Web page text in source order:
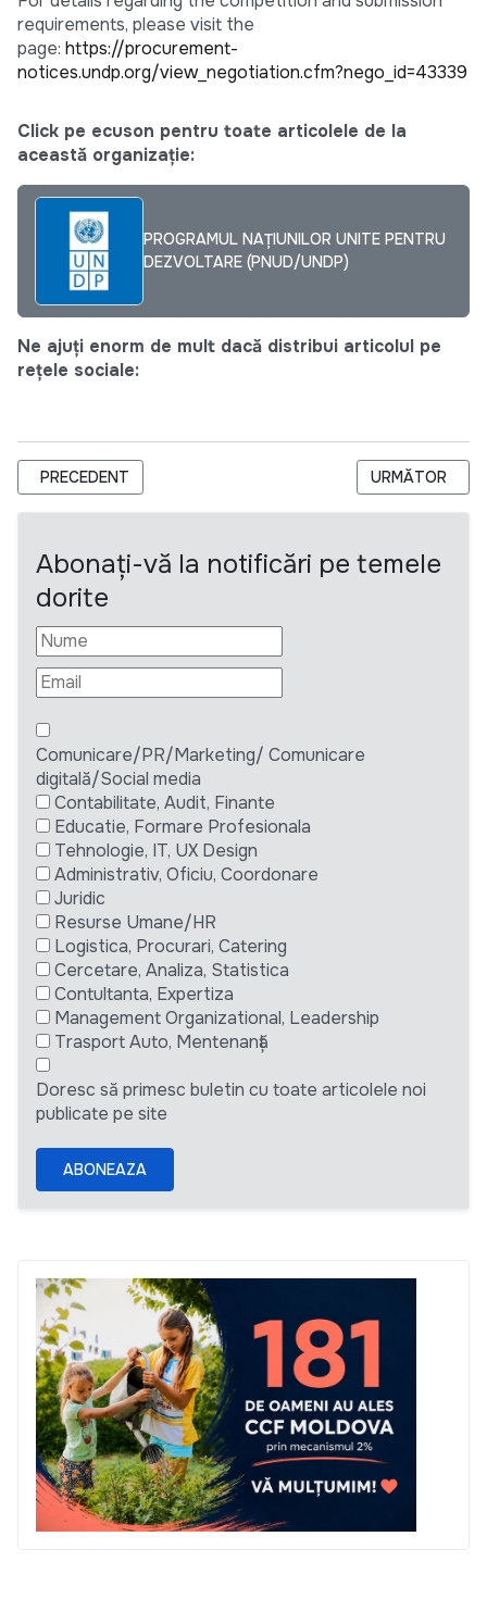
requirements, please visit the
page: https://procurement-
notices.undp.org/view_negotiation.cfm?nego_id=43339
Click pe ecuson pentru toate articolele de la
această organizație:
PROGRAMUL NAȚIUNILOR UNITE PENTRU
DEZVOLTARE (PNUD/UNDP)
Ne ajuți enorm de mult dacă distribui articolul pe
rețele sociale:
ARTICOL PRECEDENT: ANUNȚ DE SELECTARE A
PRECEDENT ARTICOLUL
URMĂTOR
Abonați-vă la notificări pe temele
dorite
Comunicare/PR/Marketing/ Comunicare
digitală/Social media
Contabilitate, Audit, Finante
Educatie, Formare Profesionala
Tehnologie, IT, UX Design
Administrativ, Oficiu, Coordonare
Juridic
Resurse Umane/HR
Logistica, Procurari, Catering
Cercetare, Analiza, Statistica
Contultanta, Expertiza
Management Organizational, Leadership
Trasport Auto, Mentenanță
Doresc să primesc buletin cu toate articolele noi
publicate pe site
ABONEAZA